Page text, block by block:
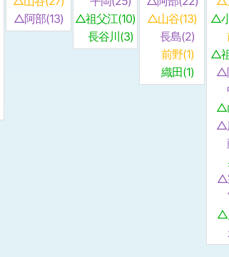
△阿部(13)
△祖父江(10)
長谷川(3)
△山谷(13)
長島(2)
前野(1)
織田(1)
△
△
△
△
△
△
△